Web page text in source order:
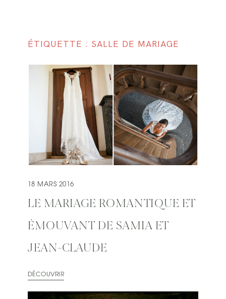
ÉTIQUETTE : SALLE DE MARIAGE
18 MARS 2016
LE MARIAGE ROMANTIQUE ET
ÉMOUVANT DE SAMIA ET
JEAN-CLAUDE
DÉCOUVRIR